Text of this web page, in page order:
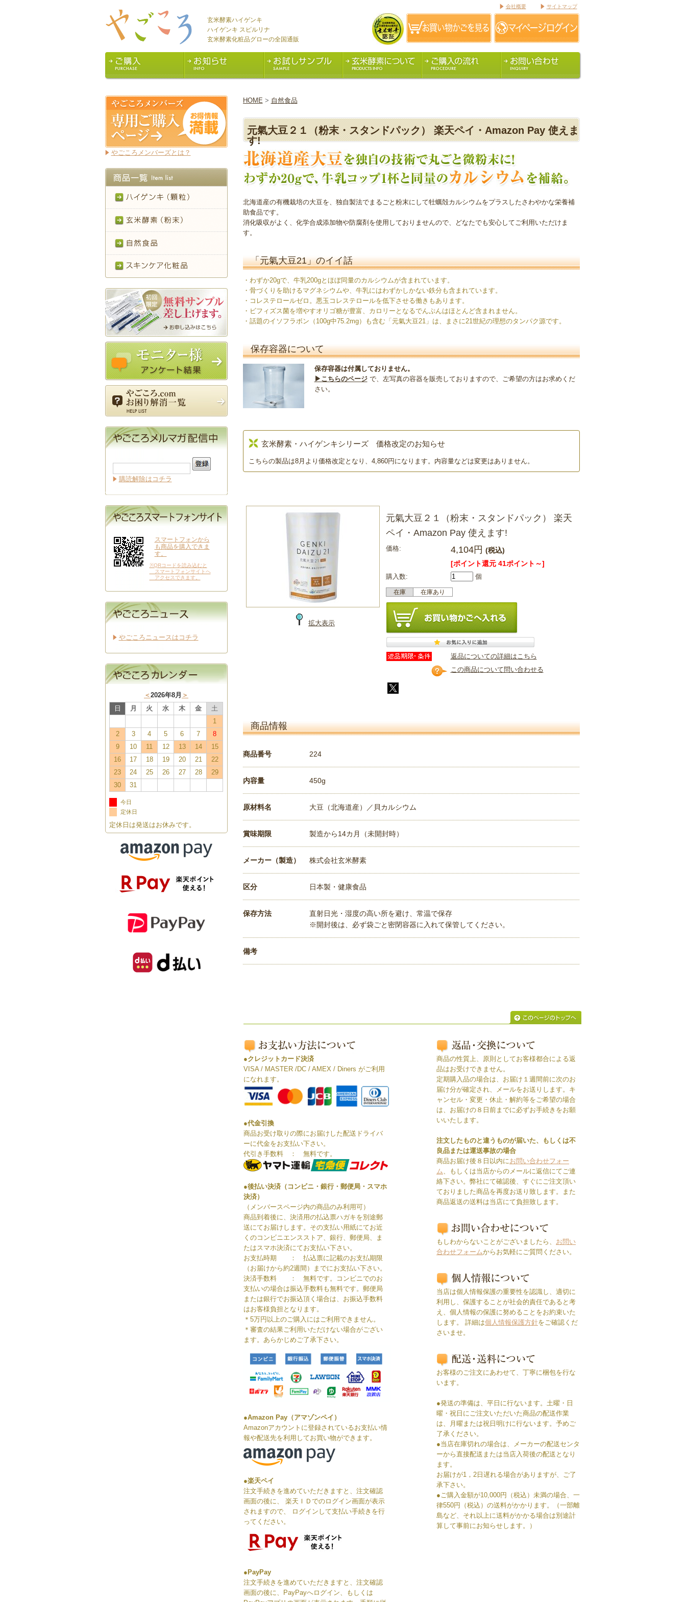
玄米酵素ハイゲンキ
ハイゲンキ スピルリナ
玄米酵素化粧品グローの全国通販
会社概要 サイトマップ
やごころメンバーズとは？
購読解除はコチラ
スマートフォンから
も商品を購入できま
す。
※QRコードを読み込むと
スマートフォンサイトへ
アクセスできます。
やごころニュースはコチラ
＜2026年8月 ＞
日
月 火 水 木 金
土
1
2
3 4 5 6 7
8
9
10 11 12 13 14
15
16
17 18 19 20 21
22
23
24 25 26 27 28
29
30
31
今日
定休日
定休日は発送はお休みです。
HOME > 自然食品
元氣大豆２１（粉末・スタンドパック） 楽天ペイ・Amazon Pay 使えま
す!
北海道産の有機栽培の大豆を、独自製法でまるごと粉末にして牡蠣殻カルシウムをプラスしたさわやかな栄養補
助食品です。
消化吸収がよく、化学合成添加物や防腐剤を使用しておりませんので、どなたでも安心してご利用いただけま
す。
「元氣大豆21」のイイ話
・わずか20gで、牛乳200gとほぼ同量のカルシウムが含まれています。
・骨づくりを助けるマグネシウムや、牛乳にはわずかしかない鉄分も含まれています。
・コレステロールゼロ。悪玉コレステロールを低下させる働きもあります。
・ビフィズス菌を増やすオリゴ糖が豊富、カロリーとなるでんぷんはほとんど含まれません。
・話題のイソフラボン（100g中75.2mg）も含む「元氣大豆21」は、まさに21世紀の理想のタンパク源です。
保存容器について
保存容器は付属しておりません。
▶︎こちらのページで、左写真の容器を販売しておりますので、ご希望の方はお求めくだ
さい。
玄米酵素・ハイゲンキシリーズ 価格改定のお知らせ
こちらの製品は8月より価格改定となり、4,860円になります。内容量などは変更はありません。
拡大表示
元氣大豆２１（粉末・スタンドパック） 楽天
ペイ・Amazon Pay 使えます!
価格: 4,104円 (税込)
[ポイント還元 41ポイント～]
購入数: 個
在庫 在庫あり
返品についての詳細はこちら
この商品について問い合わせる
商品情報
商品番号 224
内容量 450g
原材料名 大豆（北海道産）／貝カルシウム
賞味期限 製造から14カ月（未開封時）
メーカー（製造） 株式会社玄米酵素
区分 日本製・健康食品
保存方法
直射日光・湿度の高い所を避け、常温で保存
※開封後は、必ず袋ごと密閉容器に入れて保管してください。
備考
●クレジットカード決済
VISA / MASTER /DC / AMEX / Diners がご利用
になれます。
●代金引換
商品お受け取りの際にお届けした配送ドライバ
ーに代金をお支払い下さい。
代引き手数料 ： 無料です。
●後払い決済（コンビニ・銀行・郵便局・スマホ
決済）
（メンバースページ内の商品のみ利用可）
商品到着後に、決済用の払込票ハガキを別途郵
送にてお届けします。その支払い用紙にてお近
くのコンビニエンスストア、銀行、郵便局、ま
たはスマホ決済にてお支払い下さい。
お支払時期 ： 払込票に記載のお支払期限
（お届けから約2週間）までにお支払い下さい。
決済手数料 ： 無料です。コンビニでのお
支払いの場合は振込手数料も無料です。郵便局
または銀行でお振込頂く場合は、お振込手数料
はお客様負担となります。
＊5万円以上のご購入にはご利用できません。
＊審査の結果ご利用いただけない場合がござい
ます。あらかじめご了承下さい。
●Amazon Pay（アマゾンペイ）
Amazonアカウントに登録されているお支払い情
報や配送先を利用してお買い物ができます。
●楽天ペイ
注文手続きを進めていただきますと、注文確認
画面の後に、 楽天ＩＤでのログイン画面が表示
されますので、 ログインして支払い手続きを行
ってください。
●PayPay
注文手続きを進めていただきますと、注文確認
画面の後に、PayPayへログイン、もしくは
商品の性質上、原則としてお客様都合による返
品はお受けできません。
定期購入品の場合は、お届け１週間前に次のお
届け分が確定され、メールをお送りします。キ
ャンセル・変更・休止・解約等をご希望の場合
は、お届けの８日前までに必ずお手続きをお願
いいたします。
注文したものと違うものが届いた、もしくは不
良品または運送事故の場合
商品お届け後８日以内にお問い合わせフォー
ム、もしくは当店からのメールに返信にてご連
絡下さい。弊社にて確認後、すぐにご注文頂い
ておりました商品を再度お送り致します。また
商品返送の送料は当店にて負担致します。
もしわからないことがございましたら、 お問い
合わせフォームからお気軽にご質問ください。
当店は個人情報保護の重要性を認識し、適切に
利用し、保護することが社会的責任であると考
え、個人情報の保護に努めることをお約束いた
します。 詳細は個人情報保護方針をご確認くだ
さいませ。
お客様のご注文にあわせて、丁寧に梱包を行な
います。
●発送の準備は、平日に行ないます。土曜・日
曜・祝日にご注文いただいた商品の配送作業
は、月曜または祝日明けに行ないます。予めご
了承ください。
●当店在庫切れの場合は、メーカーの配送センタ
ーから直接配送または当店入荷後の配送となり
ます。
お届けが1，2日遅れる場合がありますが、ご了
承下さい。
●ご購入金額が10,000円（税込）未満の場合、一
律550円（税込）の送料がかかります。（一部離
島など、それ以上に送料がかかる場合は別途計
算して事前にお知らせします。）